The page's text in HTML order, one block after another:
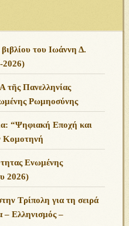
του Ιωάννη Δ.
2026)
Πανελληνίας
Ρωμηοσύνης
“Ψηφιακή Εποχή και
Κομοτηνή
Ενωμένης
2026)
Τρίπολη για τη σειρά
– Ελληνισμός –